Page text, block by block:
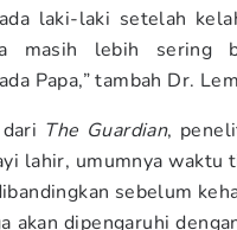
laki-laki setelah
masih lebih sering
Papa,” tambah Dr.
The Guardian,
lahir, umumnya waktu
sebelum
akan dipengaruhi